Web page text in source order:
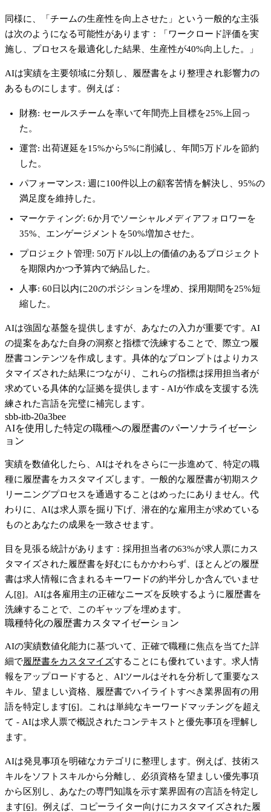
同様に、「チームの生産性を向上させた」という一般的な主張
は次のようになる可能性があります：「ワークロード評価を実
施し、プロセスを最適化した結果、生産性が40%向上した。」
AIは実績を主要領域に分類し、履歴書をより整理され影響力の
あるものにします。例えば：
財務: セールスチームを率いて年間売上目標を25%上回っ
た。
運営: 出荷遅延を15%から5%に削減し、年間5万ドルを節約
した。
パフォーマンス: 週に100件以上の顧客苦情を解決し、95%の
満足度を維持した。
マーケティング: 6か月でソーシャルメディアフォロワーを
35%、エンゲージメントを50%増加させた。
プロジェクト管理: 50万ドル以上の価値のあるプロジェクト
を期限内かつ予算内で納品した。
人事: 60日以内に20のポジションを埋め、採用期間を25%短
縮した。
AIは強固な基盤を提供しますが、あなたの入力が重要です。AI
の提案をあなた自身の洞察と指標で洗練することで、際立つ履
歴書コンテンツを作成します。具体的なプロンプトはよりカス
タマイズされた結果につながり、これらの指標は採用担当者が
求めている具体的な証拠を提供します - AIが作成を支援する洗
練された言語を完璧に補完します。
sbb-itb-20a3bee
AIを使用した特定の職種への履歴書のパーソナライゼーシ
ョン
実績を数値化したら、AIはそれをさらに一歩進めて、特定の職
種に履歴書をカスタマイズします。一般的な履歴書が初期スク
リーニングプロセスを通過することはめったにありません。代
わりに、AIは求人票を掘り下げ、潜在的な雇用主が求めている
ものとあなたの成果を一致させます。
目を見張る統計があります：採用担当者の63%が求人票にカス
タマイズされた履歴書を好むにもかかわらず、ほとんどの履歴
書は求人情報に含まれるキーワードの約半分しか含んでいませ
ん[8]。AIは各雇用主の正確なニーズを反映するように履歴書を
洗練することで、このギャップを埋めます。
職種特化の履歴書カスタマイゼーション
AIの実績数値化能力に基づいて、正確で職種に焦点を当てた詳
細で履歴書をカスタマイズすることにも優れています。求人情
報をアップロードすると、AIツールはそれを分析して重要なス
キル、望ましい資格、履歴書でハイライトすべき業界固有の用
語を特定します[6]。これは単純なキーワードマッチングを超え
て - AIは求人票で概説されたコンテキストと優先事項を理解し
ます。
AIは発見事項を明確なカテゴリに整理します。例えば、技術ス
キルをソフトスキルから分離し、必須資格を望ましい優先事項
から区別し、あなたの専門知識を示す業界固有の言語を特定し
ます[6]。例えば、コピーライター向けにカスタマイズされた履